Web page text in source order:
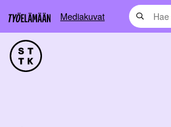
Mediakuvat